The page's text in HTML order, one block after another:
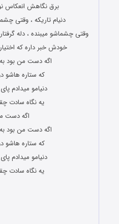
برق نگاهش انعکاس
دنیام تاریکه ، وقتی
وقتی چشماشو میبنده ، دله
خودش خبر داره که
اگه دست من بود
که ستاره هاشو
دنیامو میدادم
یه نگاه سادت
اگه دست
اگه دست من بود
که ستاره هاشو
دنیامو میدادم
یه نگاه سادت